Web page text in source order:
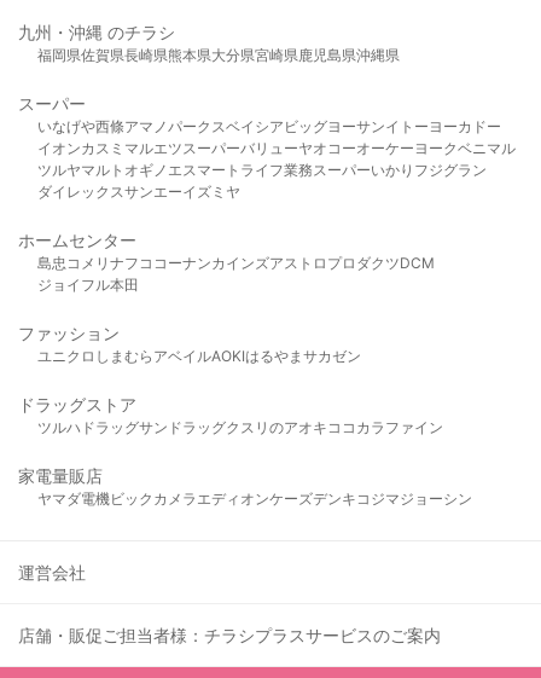
九州・沖縄 のチラシ
福岡県佐賀県長崎県熊本県大分県宮崎県鹿児島県沖縄県
スーパー
いなげや西條アマノパークスベイシア ビッグヨーサンイトーヨーカドー
イオンカスミ マルエツスーパーバリューヤオコーオーケー ヨークベニマル
ツルヤマルト オギノ エスマート ライフ業務スーパーいかり フジグラン
ダイレックスサンエーイズミヤ
ホームセンター
島忠 コメリ ナフコ コーナンカインズアストロプロダクツDCM
ジョイフル本田
ファッション
ユニクロ しまむら アベイルAOKIはるやま サカゼン
ドラッグストア
ツルハドラッグサンドラッグクスリのアオキ ココカラファイン
家電量販店
ヤマダ電機ビックカメラ エディオンケーズデンキ コジマジョーシン
運営会社
店舗・販促ご担当者様：チラシプラスサービスのご案内